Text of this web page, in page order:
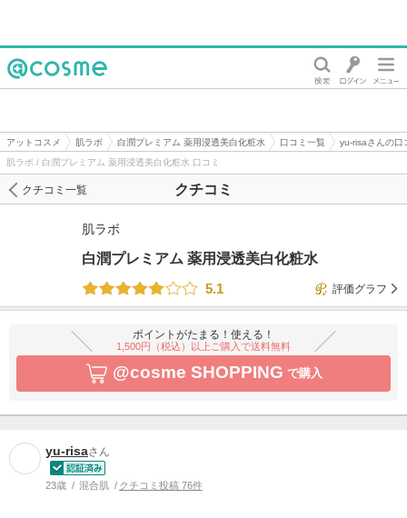
アットコスメ 肌ラボ 白潤プレミアム 薬用浸透美白化粧水 口コミ一覧
yu-risaさんの口
肌ラボ / 白潤プレミアム 薬用浸透美白化粧水 口コミ
クチコミ
クチコミ一覧
肌ラボ
白潤プレミアム 薬用浸透美白化粧水
5.1
評価グラフ
ポイントがたまる！使える！
1,500円（税込）以上ご購入で送料無料
@cosme SHOPPING で購入
yu-risaさん
23歳 混合肌 クチコミ投稿 76件